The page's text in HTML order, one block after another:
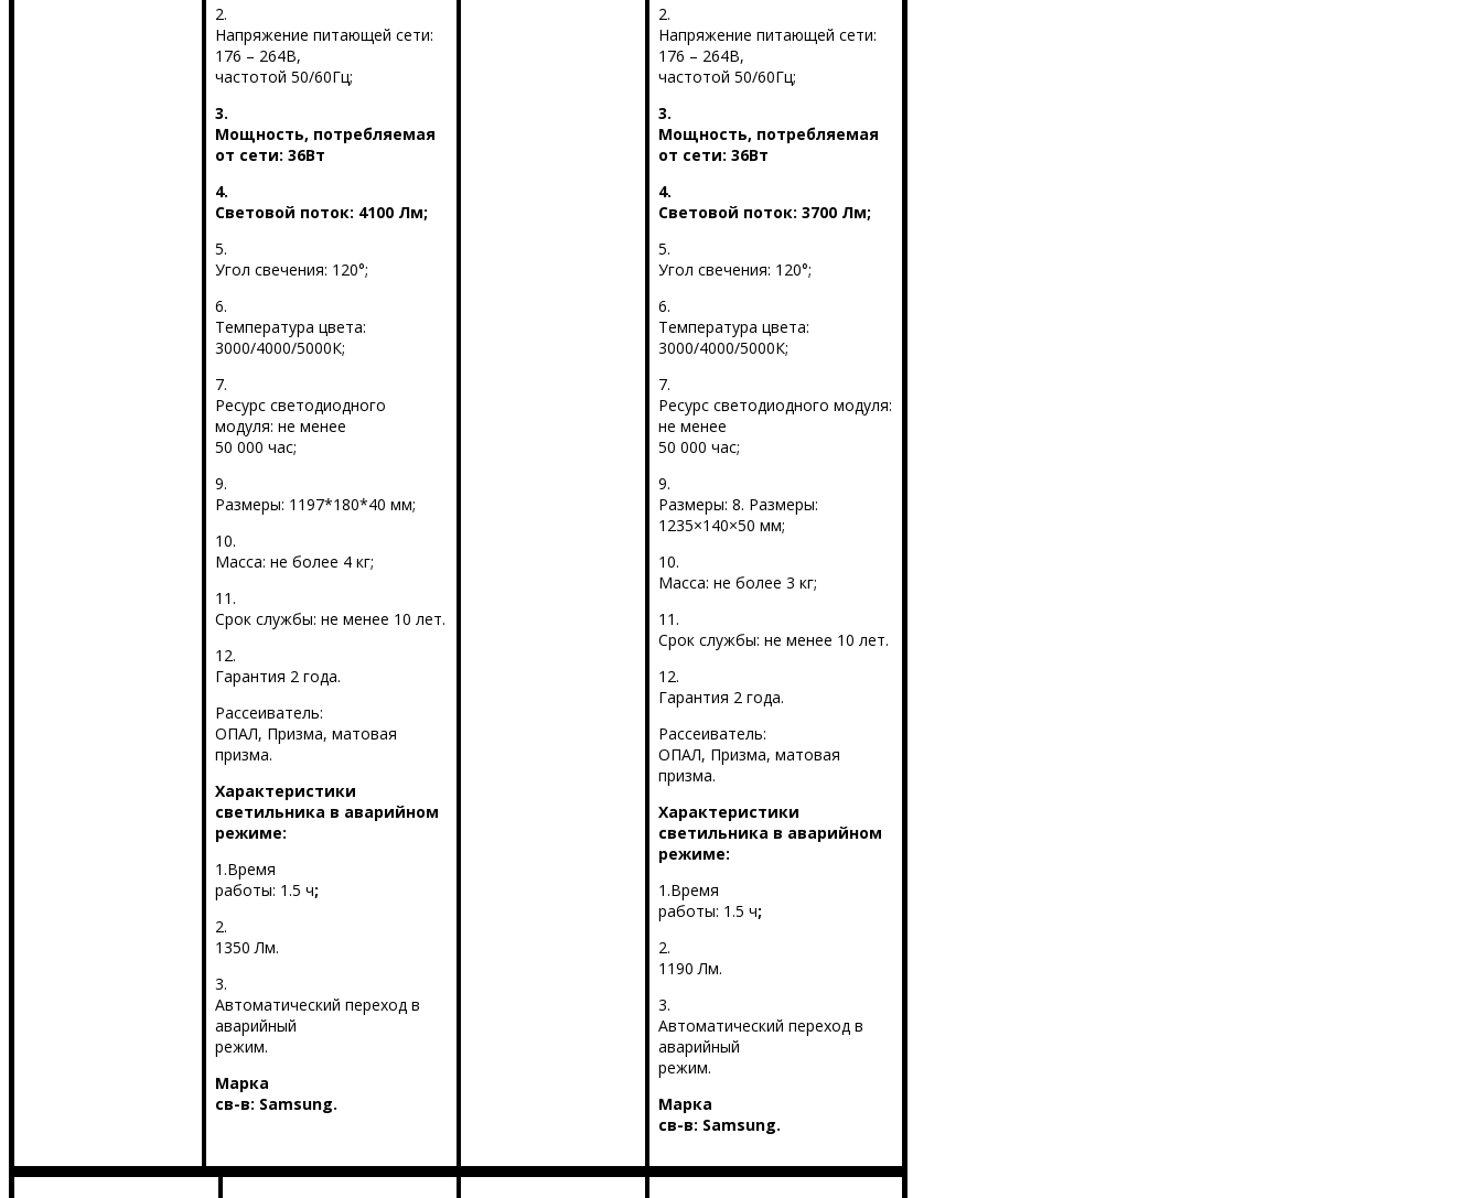
2.
Напряжение питающей сети:
176 – 264В,
частотой 50/60Гц;
3.
Мощность, потребляемая
от сети: 36Вт
4.
Световой поток: 4100 Лм;
5.
Угол свечения: 120°;
6.
Температура цвета:
3000/4000/5000К;
7.
Ресурс светодиодного
модуля: не менее
50 000 час;
9.
Размеры: 1197*180*40 мм;
10.
Масса: не более 4 кг;
11.
Срок службы: не менее 10 лет.
12.
Гарантия 2 года.
Рассеиватель:
ОПАЛ, Призма, матовая
призма.
Характеристики
светильника в аварийном
режиме:
1.Время
работы: 1.5 ч;
2.
1350 Лм.
3.
Автоматический переход в
аварийный
режим.
Марка
св-в: Samsung.
2.
Напряжение питающей сети:
176 – 264В,
частотой 50/60Гц;
3.
Мощность, потребляемая
от сети: 36Вт
4.
Световой поток: 3700 Лм;
5.
Угол свечения: 120°;
6.
Температура цвета:
3000/4000/5000К;
7.
Ресурс светодиодного модуля:
не менее
50 000 час;
9.
Размеры: 8. Размеры:
1235×140×50 мм;
10.
Масса: не более 3 кг;
11.
Срок службы: не менее 10 лет.
12.
Гарантия 2 года.
Рассеиватель:
ОПАЛ, Призма, матовая
призма.
Характеристики
светильника в аварийном
режиме:
1.Время
работы: 1.5 ч;
2.
1190 Лм.
3.
Автоматический переход в
аварийный
режим.
Марка
св-в: Samsung.